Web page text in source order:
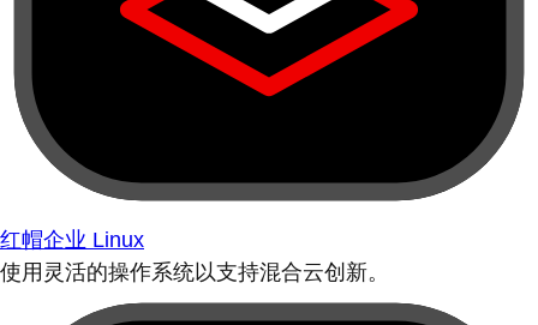
红帽企业 Linux
使用灵活的操作系统以支持混合云创新。